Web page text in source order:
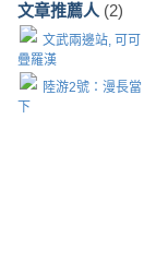
文章推薦人 (2)
文武兩邊站, 可可
疊羅漢
陸游2號：漫長當
下